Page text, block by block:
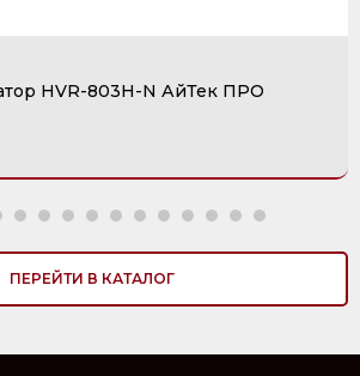
HVR-803H-N АйТек ПРО
ПЕРЕЙТИ В КАТАЛОГ